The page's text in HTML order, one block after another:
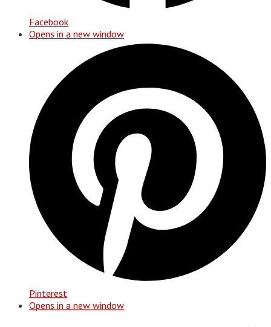
Facebook
Opens in a new window
Pinterest
Opens in a new window